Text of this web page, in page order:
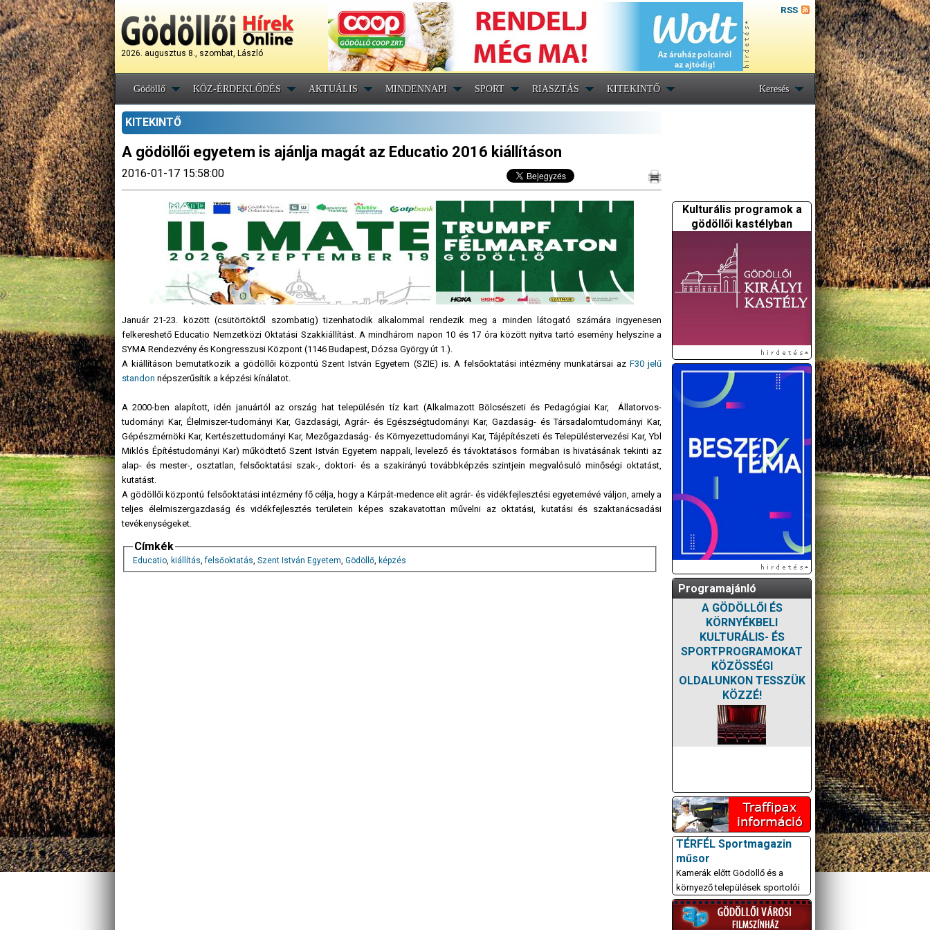
2026. augusztus 8., szombat, László
RSS
Gödöllő KÖZ-ÉRDEKLŐDÉS AKTUÁLIS MINDENNAPI SPORT RIASZTÁS KITEKINTŐ Keresés
KITEKINTŐ
A gödöllői egyetem is ajánlja magát az Educatio 2016 kiállításon
2016-01-17 15:58:00
Január 21-23. között (csütörtöktől szombatig) tizenhatodik alkalommal rendezik meg a minden látogató számára ingyenesen
felkereshető Educatio Nemzetközi Oktatási Szakkiállítást. A mindhárom napon 10 és 17 óra között nyitva tartó esemény helyszíne a
SYMA Rendezvény és Kongresszusi Központ (1146 Budapest, Dózsa György út 1.).
A kiállításon bemutatkozik a gödöllői központú Szent István Egyetem (SZIE) is. A felsőoktatási intézmény munkatársai az F30 jelű
standon népszerűsítik a képzési kínálatot.
A 2000-ben alapított, idén januártól az ország hat településén tíz kart (Alkalmazott Bölcsészeti és Pedagógiai Kar, Állatorvos-
tudományi Kar, Élelmiszer-tudományi Kar, Gazdasági, Agrár- és Egészségtudományi Kar, Gazdaság- és Társadalomtudományi Kar,
Gépészmérnöki Kar, Kertészettudományi Kar, Mezőgazdaság- és Környezettudományi Kar, Tájépítészeti és Településtervezési Kar, Ybl
Miklós Építéstudományi Kar) működtető Szent István Egyetem nappali, levelező és távoktatásos formában is hivatásának tekinti az
alap- és mester-, osztatlan, felsőoktatási szak-, doktori- és a szakirányú továbbképzés szintjein megvalósuló minőségi oktatást,
kutatást.
A gödöllői központú felsőoktatási intézmény fő célja, hogy a Kárpát-medence elit agrár- és vidékfejlesztési egyetemévé váljon, amely a
teljes élelmiszergazdaság és vidékfejlesztés területein képes szakavatottan művelni az oktatási, kutatási és szaktanácsadási
tevékenységeket.
Címkék
Educatio, kiállítás,felsőoktatás, Szent István Egyetem, Gödöllő, képzés
Kulturális programok a
gödöllői kastélyban
Programajánló
A GÖDÖLLŐI ÉS
KÖRNYÉKBELI
KULTURÁLIS- ÉS
SPORTPROGRAMOKAT
KÖZÖSSÉGI
OLDALUNKON TESSZÜK
KÖZZÉ!
TÉRFÉL Sportmagazin
műsor
Kamerák előtt Gödöllő és a
környező települések sportolói